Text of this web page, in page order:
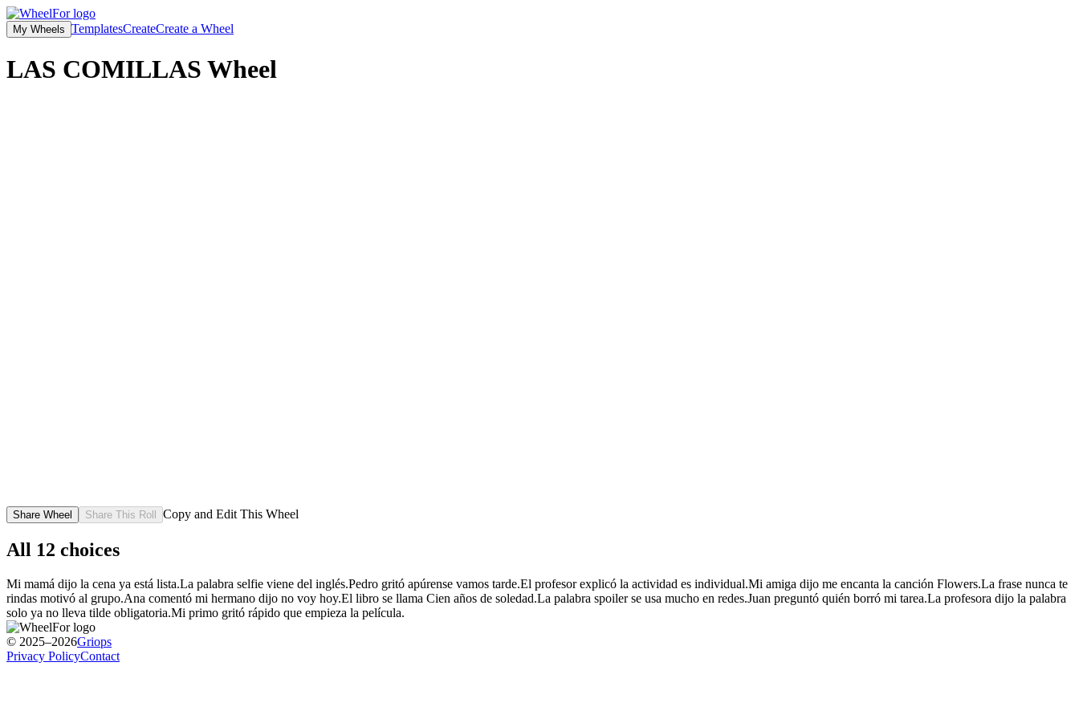
My Wheels TemplatesCreateCreate a Wheel
LAS COMILLAS Wheel
Share Wheel Share This Roll Copy and Edit This Wheel
All 12 choices
Mi mamá dijo la cena ya está lista.La palabra selfie viene del inglés.Pedro gritó apúrense vamos tarde.El profesor explicó la actividad es individual.Mi amiga dijo me encanta la canción Flowers.La frase nunca te
rindas motivó al grupo.Ana comentó mi hermano dijo no voy hoy.El libro se llama Cien años de soledad.La palabra spoiler se usa mucho en redes.Juan preguntó quién borró mi tarea.La profesora dijo la palabra
solo ya no lleva tilde obligatoria.Mi primo gritó rápido que empieza la película.
© 2025–2026Griops
Privacy PolicyContact